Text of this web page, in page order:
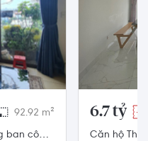
92.92 m²
ban công
6.7 tỷ -
Căn hộ Thủ